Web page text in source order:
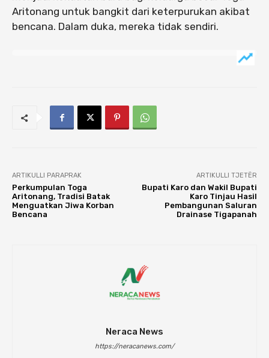
Aritonang untuk bangkit dari keterpurukan akibat
bencana. Dalam duka, mereka tidak sendiri.
ARTIKULLI PARAPRAK
Perkumpulan Toga
Aritonang, Tradisi Batak
Menguatkan Jiwa Korban
Bencana
ARTIKULLI TJETËR
Bupati Karo dan Wakil Bupati
Karo Tinjau Hasil
Pembangunan Saluran
Drainase Tigapanah
Neraca News
https://neracanews.com/